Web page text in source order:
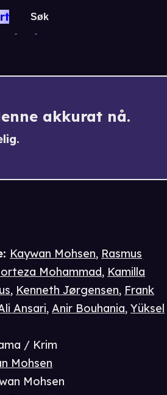
akkurat nå.
: Kaywan Mohsen, Rasmus
Mohammad, Kamilla
, Kenneth Jørgensen, Frank
Ansari,Anir Bouhania,Yüksel
/ Krim
Mohsen
Mohsen